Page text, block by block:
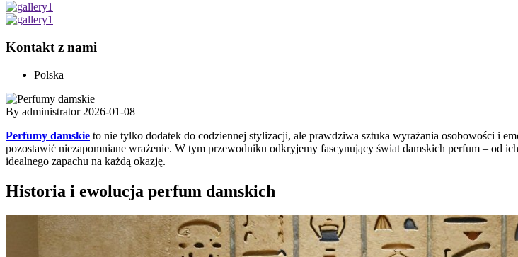
Kontakt z nami
Polska
By administrator 2026-01-08
Perfumy damskie to nie tylko dodatek do codziennej stylizacji, ale prawdziwa sztuka wyrażania osobowości i
pozostawić niezapomniane wrażenie. W tym przewodniku odkryjemy fascynujący świat damskich perfum – od
idealnego zapachu na każdą okazję.
Historia i ewolucja perfum damskich